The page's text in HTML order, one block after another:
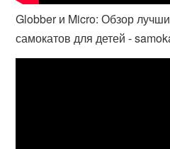
Globber и Micro: Обзор
самокатов для детей -